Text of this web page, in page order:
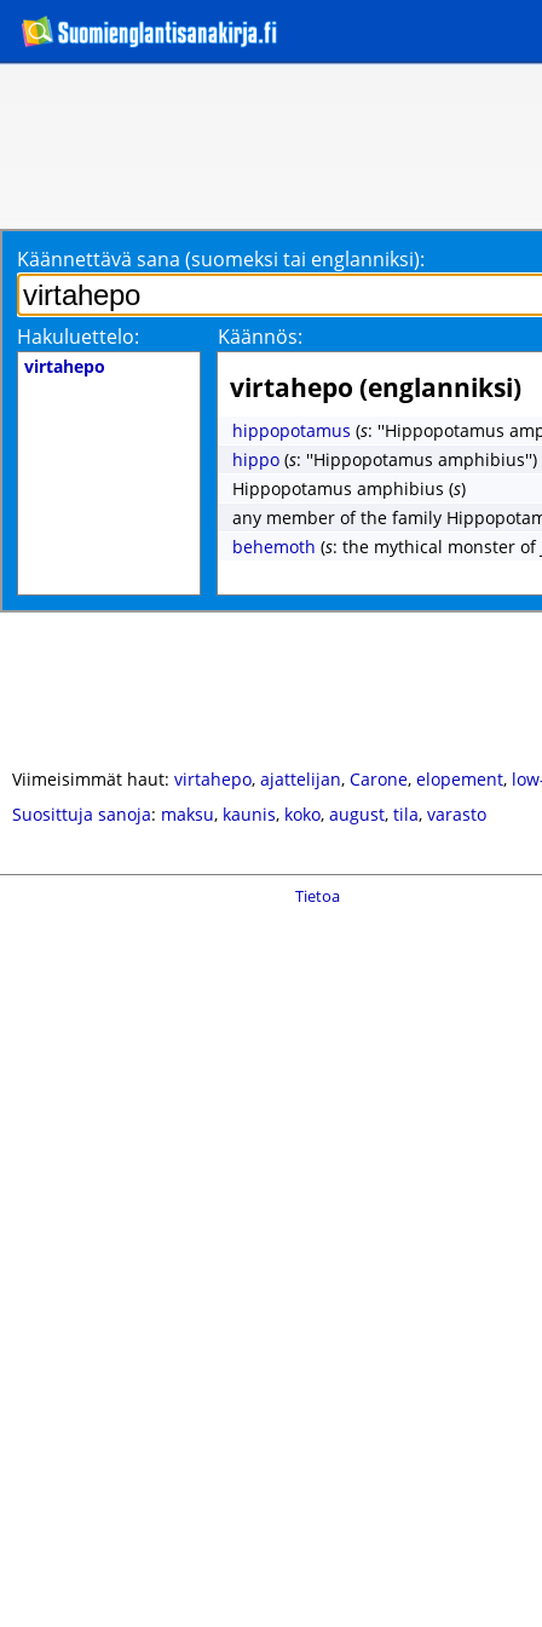
Käännettävä sana (suomeksi tai englanniksi):
Hakuluettelo: Käännös:
virtahepo
virtahepo (englanniksi)
hippopotamus (s: ''Hippopotamus
hippo (s: ''Hippopotamus amphibius'')
Hippopotamus amphibius (s)
any member of the family
behemoth (s: the mythical monster of
Viimeisimmät haut: virtahepo, ajattelijan, Carone, elopement,
Suosittuja sanoja: maksu, kaunis, koko, august, tila, varasto
Tietoa